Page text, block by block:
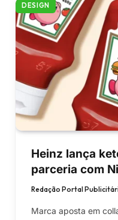
DESIGN
Heinz lança
parceria com
Redação Portal
Marca aposta em